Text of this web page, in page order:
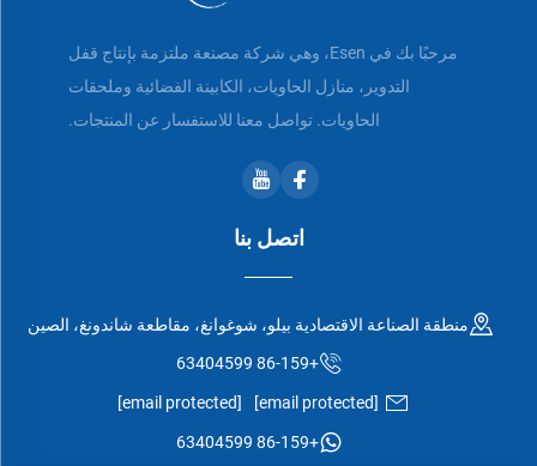
مرحبًا بك في Esen، وهي شركة مصنعة ملتزمة بإنتاج قفل
التدوير، منازل الحاويات، الكابينة الفضائية وملحقات
الحاويات. تواصل معنا للاستفسار عن المنتجات.
اتصل بنا
منطقة الصناعة الاقتصادية بيلو، شوغوانغ، مقاطعة شاندونغ، الصين
+86-159 63404599
[email protected]
[email protected]
+86-159 63404599